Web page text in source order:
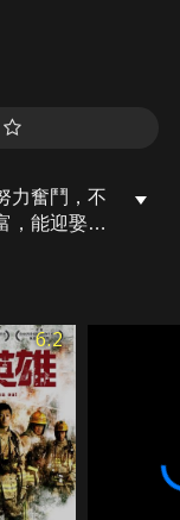
力奮鬥，不
，能迎娶同
打破了一
失了一切與
6.2